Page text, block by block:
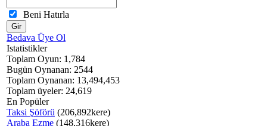
Beni Hatırla
Bedava Üye Ol
Istatistikler
Toplam Oyun: 1,784
Bugün Oynanan: 2544
Toplam Oynanan: 13,494,453
Toplam üyeler: 24,619
En Popüler
Taksi Şöförü (206,892kere)
Araba Ezme (148,316kere)